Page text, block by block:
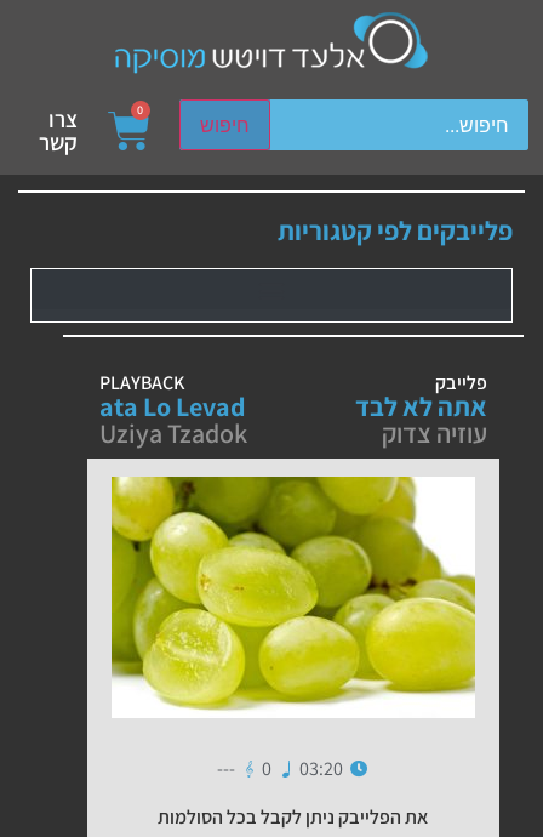
חיפוש
device users, explore by touch or with swipe gestures.
0 צרו
קשר
פלייבקים לפי קטגוריות
פלייבק
אתה לא לבד
עוזיה צדוק
PLAYBACK
ata Lo Levad
Uziya Tzadok
03:20
0
---
את הפלייבק ניתן לקבל בכל הסולמות